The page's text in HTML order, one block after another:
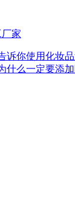
家
诉你使用化妆
什么一定要添